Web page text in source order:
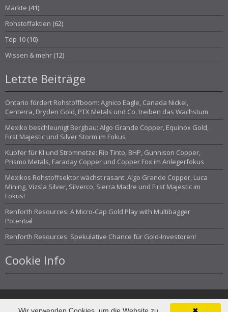
Märkte (41)
Rohstoffaktien (62)
Top 10 (10)
Wissen & mehr (12)
Letzte Beiträge
Ontario fördert Rohstoffboom: Agnico Eagle, Canada Nickel,
Centerra, Dryden Gold, PTX Metals und Co. treiben das Wachstum
Mexiko beschleunigt Bergbau: Algo Grande Copper, Equinox Gold,
First Majestic und Silver Storm im Fokus
Kupfer für KI und Stromnetze: Rio Tinto, BHP, Gunnison Copper,
Prismo Metals, Faraday Copper und Copper Fox im Anlegerfokus
Mexikos Rohstoffsektor wächst rasant: Algo Grande Copper, Luca
Mining, Vizsla Silver, Silverco, Sierra Madre und First Majestic im
Fokus!
Renforth Resources: A Micro-Cap Gold Play with Multibagger
Potential
Renforth Resources: Spekulative Chance für Gold-Investoren!
Cookie Info